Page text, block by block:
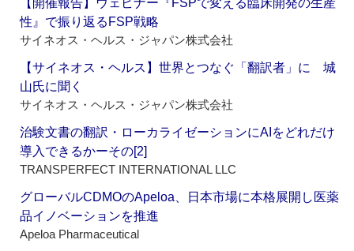
【開催報告】ウェビナー『FSPで変える臨床開発の生産
性』で振り返るFSP戦略
サイネオス・ヘルス・ジャパン株式会社
【サイネオス・ヘルス】世界とつなぐ「翻訳者」に 城
山氏に聞く
サイネオス・ヘルス・ジャパン株式会社
治験文書の翻訳・ローカライゼーションにAIをどれだけ
導入できるかーその[2]
TRANSPERFECT INTERNATIONAL LLC
グローバルCDMOのApeloa、日本市場に本格展開し医薬
品イノベーションを推進
Apeloa Pharmaceutical